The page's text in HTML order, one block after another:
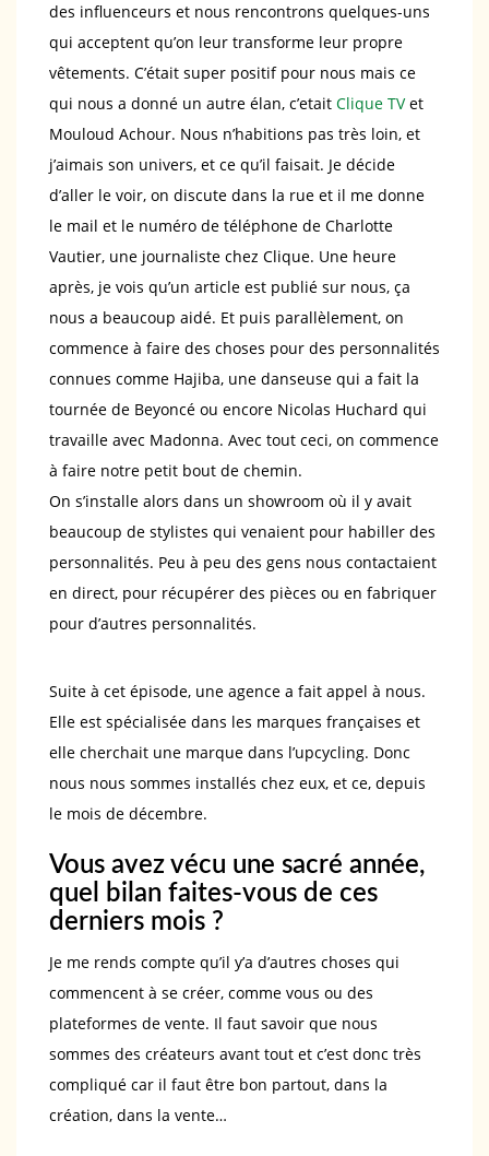
des influenceurs et nous rencontrons quelques-uns
qui acceptent qu’on leur transforme leur propre
vêtements. C’était super positif pour nous mais ce
qui nous a donné un autre élan, c’etait Clique TVet
Mouloud Achour. Nous n’habitions pas très loin, et
j’aimais son univers, et ce qu’il faisait. Je décide
d’aller le voir, on discute dans la rue et il me donne
le mail et le numéro de téléphone de Charlotte
Vautier, une journaliste chez Clique. Une heure
après, je vois qu’un article est publié sur nous, ça
nous a beaucoup aidé. Et puis parallèlement, on
commence à faire des choses pour des personnalités
connues comme Hajiba, une danseuse qui a fait la
tournée de Beyoncé ou encore Nicolas Huchard qui
travaille avec Madonna. Avec tout ceci, on commence
à faire notre petit bout de chemin.
On s’installe alors dans un showroom où il y avait
beaucoup de stylistes qui venaient pour habiller des
personnalités. Peu à peu des gens nous contactaient
en direct, pour récupérer des pièces ou en fabriquer
pour d’autres personnalités.
Suite à cet épisode, une agence a fait appel à nous.
Elle est spécialisée dans les marques françaises et
elle cherchait une marque dans l’upcycling. Donc
nous nous sommes installés chez eux, et ce, depuis
le mois de décembre.
Vous avez vécu une sacré année,
quel bilan faites-vous de ces
derniers mois ?
Je me rends compte qu’il y’a d’autres choses qui
commencent à se créer, comme vous ou des
plateformes de vente. Il faut savoir que nous
sommes des créateurs avant tout et c’est donc très
compliqué car il faut être bon partout, dans la
création, dans la vente…